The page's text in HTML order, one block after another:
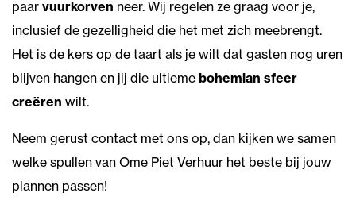
paar vuurkorven neer. Wij regelen ze graag voor je,
inclusief de gezelligheid die het met zich meebrengt.
Het is de kers op de taart als je wilt dat gasten nog uren
blijven hangen en jij die ultieme bohemian sfeer
creëren wilt.
Neem gerust contact met ons op, dan kijken we samen
welke spullen van Ome Piet Verhuur het beste bij jouw
plannen passen!